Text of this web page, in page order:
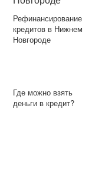
Рефинансирование
кредитов в Нижнем
Новгороде
Где можно взять
деньги в кредит?